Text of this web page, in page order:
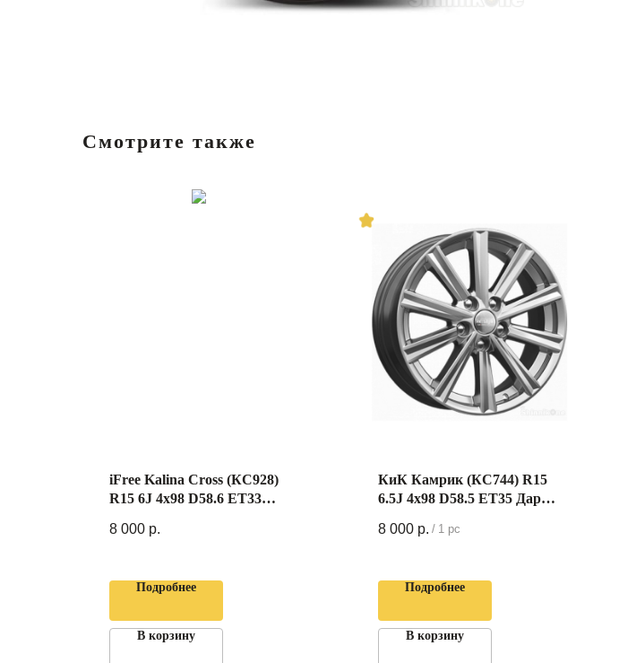
Смотрите также
iFree Kalina Cross (КС928)
R15 6J 4x98 D58.6 ET33
8 000 р.
Подробнее
В корзину
КиК Камрик (КС744) R15
6.5J 4x98 D58.5 ET35 Дарк
8 000 р. / 1 pc
Подробнее
В корзину